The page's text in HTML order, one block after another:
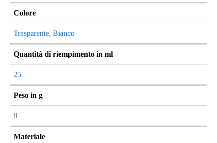
Colore
Trasparente, Bianco
Quantità di riempimento in ml
25
Peso in g
9
Materiale